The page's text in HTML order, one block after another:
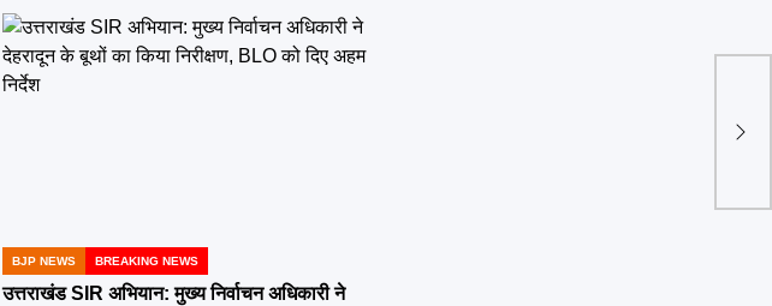
POSTED
IN
BJP NEWS BREAKING NEWS
उत्तराखंड SIR अभियान: मुख्य निर्वाचन अधिकारी ने